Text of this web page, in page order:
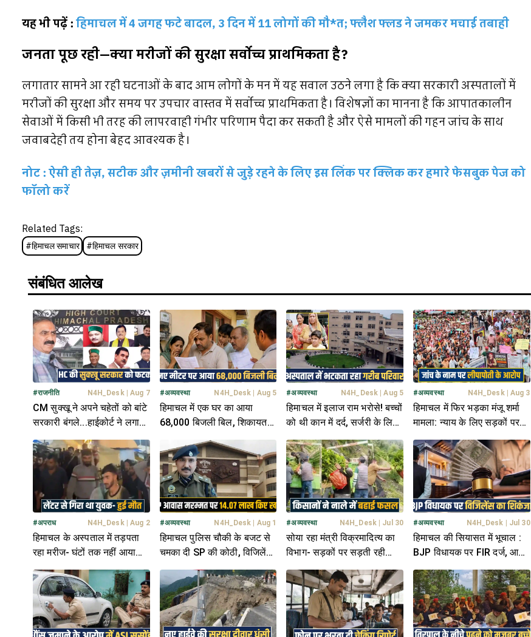
यह भी पढ़ें :हिमाचल में 4 जगह फटे बादल, 3 दिन में 11 लोगों की मौ*त; फ्लैश फ्लड ने जमकर मचाई तबाही
जनता पूछ रही—क्या मरीजों की सुरक्षा सर्वोच्च प्राथमिकता है?
लगातार सामने आ रही घटनाओं के बाद आम लोगों के मन में यह सवाल उठने लगा है कि क्या सरकारी अस्पतालों में
मरीजों की सुरक्षा और समय पर उपचार वास्तव में सर्वोच्च प्राथमिकता है। विशेषज्ञों का मानना है कि आपातकालीन
सेवाओं में किसी भी तरह की लापरवाही गंभीर परिणाम पैदा कर सकती है और ऐसे मामलों की गहन जांच के साथ
जवाबदेही तय होना बेहद आवश्यक है।
नोट : ऐसी ही तेज़, सटीक और ज़मीनी खबरों से जुड़े रहने के लिए इस लिंक पर क्लिक कर हमारे फेसबुक पेज को
फॉलो करें
Related Tags:
#हिमाचल समाचार #हिमाचल सरकार
संबंधित आलेख
#राजनीति N4H_Desk| Aug 7
CM सुक्खू ने अपने चहेतों को बांटे
सरकारी बंगले...हाईकोर्ट ने लगाई
फटकार, मांगा जवाब
#अव्यवस्था N4H_Desk Aug 5
हिमाचल में एक घर का आया
68,000 बिजली बिल, शिकायत
की तो...भरने पड़े सिर्फ 107 रुपये
#अव्यवस्था N4H_Desk Aug 5
हिमाचल में इलाज राम भरोसे! बच्चों
को थी कान में दर्द, सर्जरी के लिए
मिली अगले साल की डेट
#अव्यवस्था N4H_Desk| Aug 3
हिमाचल में फिर भड़का मंजू शर्मा
मामला: न्याय के लिए सड़कों पर
उतरे सैंकड़ों लोग; आमरण अनशन
शुरू
#अपराध N4H_Desk| Aug 2
हिमाचल के अस्पताल में तड़पता
रहा मरीज- घंटों तक नहीं आया
डॉक्टर, थमीं सांसें- हुआ हंगामा
#अव्यवस्था N4H_Desk Aug 1
हिमाचल पुलिस चौकी के बजट से
चमका दी SP की कोठी, विजिलेंस
के रडार पर संजीव गांधी..
#अव्यवस्था N4H_Desk| Jul 30
सोया रहा मंत्री विक्रमादित्य का
विभाग- सड़कों पर सड़ती रही
सब्जियां, किसानों ने नाले में बहाई
#अव्यवस्था N4H_Desk Jul 30
हिमाचल की सियासत में भूचाल :
BJP विधायक पर FIR दर्ज, आय
से अधिक संपत्ति के आरोप